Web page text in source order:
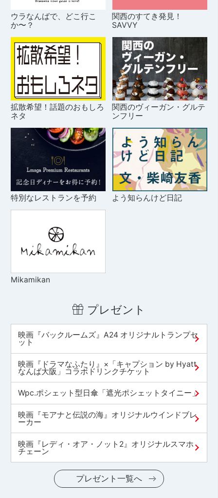
ウラなんばで、どこ行こ
か〜？
関西のすてき発見！
SAVVY
拡散希望！話題のおもしろ
ネタ
関西のヴィーガン・グルテ
ンフリー
特別なレストランを予約 よう知らんけど日記
Mikamikan
プレゼント
映画『バックルームズ』A24 オリジナルトランプセ
ット
映画『ドラマなふたり』×「キャプション by Hyatt
なんば大阪」コラボドリンクチケット
Wpc.ポシェット型日傘「遮光ポシェットタイニー」
映画『モアナと伝説の海』オリジナルウインドブレ
ーカー
映画『レディ・オア・ノット2』オリジナルスマホ
チェーン
プレゼント一覧へ